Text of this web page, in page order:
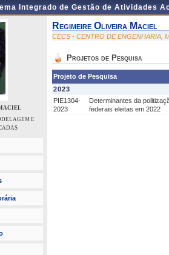
Integrado de Gestão de Atividades
E
Regimeire Oliveira Maciel
CECS - CENTRO DE ENGENHARIA,
Projetos de Pesquisa
Projeto de Pesquisa
2023
PIE1304-
2023
Determinantes da
federais eleitas em 2022